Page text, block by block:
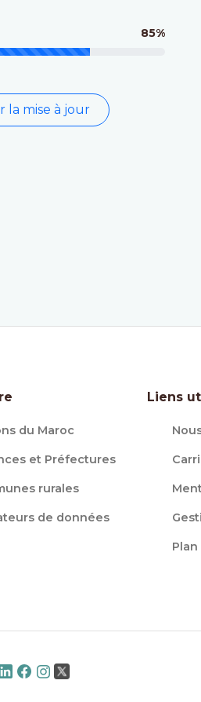
85%
la mise à jour
du Maroc
et Préfectures
rurales
de données
Liens